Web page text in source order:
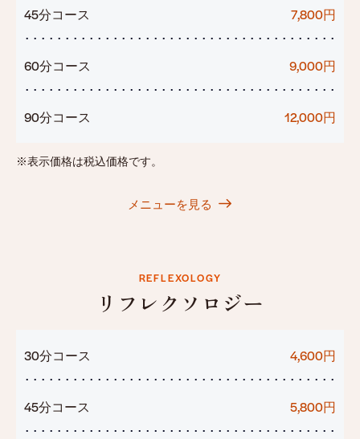
45分コース 7,800円
60分コース 9,000円
90分コース 12,000円
※表示価格は税込価格です。
メニューを見る
REFLEXOLOGY
リフレクソロジー
30分コース 4,600円
45分コース 5,800円